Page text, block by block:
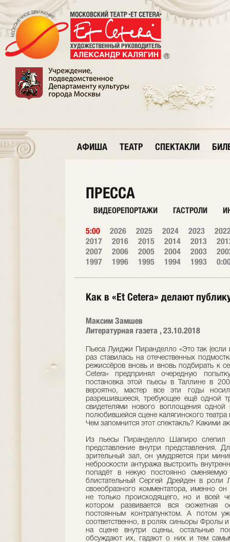
АФИША ТЕАТР СПЕКТАКЛИ
ПРЕССА
ВИДЕОРЕПОРТАЖИ ГАСТРОЛИ
5:00 2026 2025 2024 2023
2017
2016 2015 2014 2013
2007
2006 2005 2004 2003
1997
1996 1995 1994 1993
Как в «Et Cetera» делают
Максим Замшев
Литературная газета , 23.10.2018
Пьеса Луиджи Пиранделло «Это так (если
раз ставилась на отечественных
режиссёров вновь и вновь подбирать к
Cetera» предпринял очередную
постановка этой пьесы в Таллине в
вероятно, мастер все эти годы
разрешившееся, требующее ещё одной
свидетелями нового воплощения
полюбившейся сцене калягинского
Чем запомнится этот спектакль? Какими
Из пьесы Пиранделло Шапиро слепил
представление внутри представления.
зрительный зал, он умудряется при
неброскости антуража выстроить
попадёт в некую постоянно
блистательный Сергей Дрейден в роли
своеобразного комментатора, именно
не только происходящего, но и всей
котором развивается вся сюжетная
постоянным контрапунктом. А потом
соответственно, в ролях синьоры Фролы
на сцене внутри сцены, остальные
обсуждают их, гадают о них и тем